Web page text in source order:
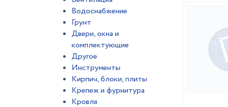
Водоснабжение
Грунт
Двери, окна и
комплектующие
Другое
Инструменты
Кирпич, блоки, плиты
Крепеж и фурнитура
Кровля